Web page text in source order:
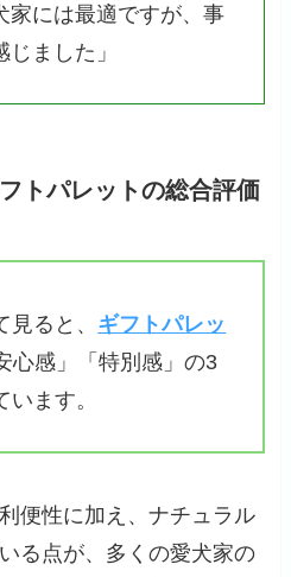
家には最適ですが、事
ました」
トパレットの総合評価
ると、 ギフトパレッ
心感」「特別感」の3
ます。
便性に加え、ナチュラル
る点が、多くの愛犬家の